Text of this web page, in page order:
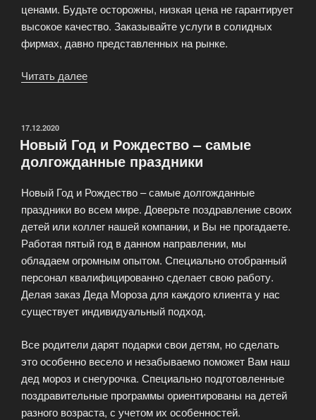
ценами. Будьте осторожны, низкая цена не гарантирует
высокое качество. Заказывайте услуги в солидных
фирмах, давно представленных на рынке.
Читать далее
мороза
в
и
на
дом»
ОПУБЛИКОВАНО
17.12.2020
Новый Год и Рождество – самые
долгожданные праздники
Новый Год и Рождество – самые долгожданные
праздники во всем мире. Доверьте поздравление своих
детей или коллег нашей компании, и Вы не прогадаете.
Работая пятый год в данном направлении, мы
обладаем огромным опытом. Специально отобранный
персонал квалифицированно сделает свою работу.
Делая заказ Деда Мороза для каждого клиента у нас
существует индивидуальный подход.
Все родители дарят подарки свои детям, но сделать
это особенно весело и незабываемо поможет Вам наш
дед мороз и снегурочка. Специально подготовленные
поздравительные программы ориентированы на детей
разного возраста, с учетом их особенностей.